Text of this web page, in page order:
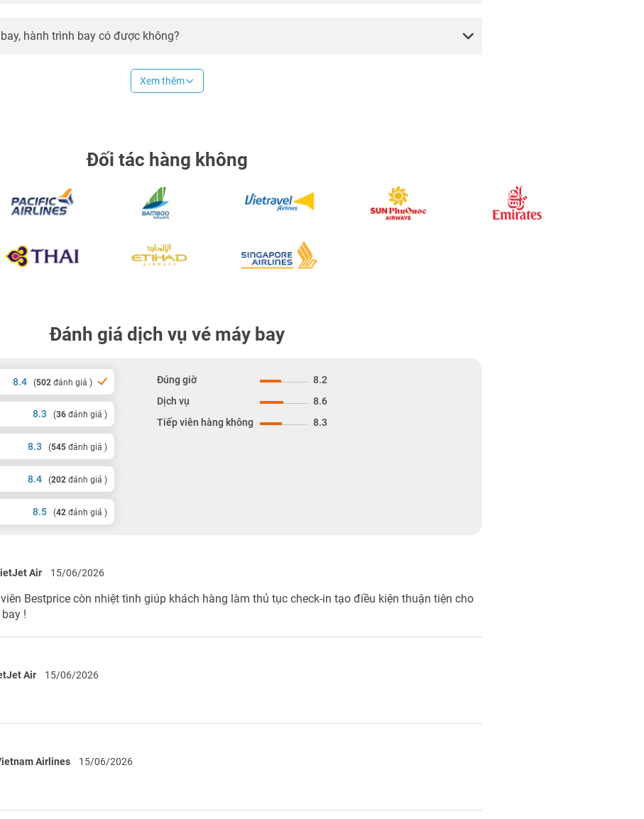
hành trình bay có được không?
Xem thêm
Đối tác hàng không
Đánh giá dịch vụ vé máy bay
8.4 (502 đánh giá )
8.3 (36 đánh giá )
8.3 (545 đánh giá )
8.4 (202 đánh giá )
8.5 (42 đánh giá )
Đúng giờ
8.2
Dịch vụ
8.6
Tiếp viên hàng không
8.3
Air 15/06/2026
Bestprice còn nhiệt tình giúp khách hàng làm thủ tục check-in tạo điều kiện thuận tiện cho
!
Air 15/06/2026
Airlines 15/06/2026